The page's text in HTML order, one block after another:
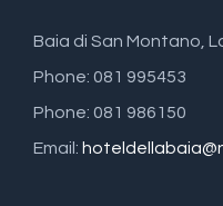
Baia di San Montano,
Phone: 081 995453
Phone: 081 986150
Email: